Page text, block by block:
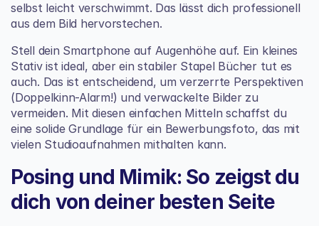
selbst leicht verschwimmt. Das lässt dich professionell
aus dem Bild hervorstechen.
Stell dein Smartphone auf Augenhöhe auf. Ein kleines
Stativ ist ideal, aber ein stabiler Stapel Bücher tut es
auch. Das ist entscheidend, um verzerrte Perspektiven
(Doppelkinn-Alarm!) und verwackelte Bilder zu
vermeiden. Mit diesen einfachen Mitteln schaffst du
eine solide Grundlage für ein Bewerbungsfoto, das mit
vielen Studioaufnahmen mithalten kann.
Posing und Mimik: So zeigst du
dich von deiner besten Seite